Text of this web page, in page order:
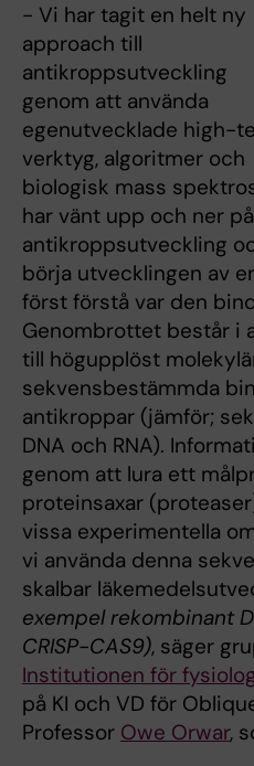
- Vi har tagit en helt ny
approach till
antikroppsutveckling
genom att använda
egenutvecklade high-
verktyg, algoritmer och
biologisk mass
har vänt upp och ner
antikroppsutveckling
börja utvecklingen av
först förstå var den
Genombrottet består i
till högupplöst
sekvensbestämmda
antikroppar (jämför;
DNA och RNA).
genom att lura ett
proteinsaxar
vissa experimentella
vi använda denna
skalbar
exempel rekombinant
CRISP-CAS9), säger
Institutionen för
på KI och VD för
Professor Owe Orwar,